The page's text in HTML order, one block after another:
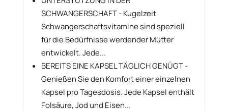
SCHWANGERSCHAFT - Kugelzeit
Schwangerschaftsvitamine sind speziell
für die Bedürfnisse werdender Mütter
entwickelt. Jede...
BEREITS EINE KAPSEL TÄGLICH GENÜGT -
Genießen Sie den Komfort einer einzelnen
Kapsel pro Tagesdosis. Jede Kapsel enthält
Folsäure, Jod und Eisen...